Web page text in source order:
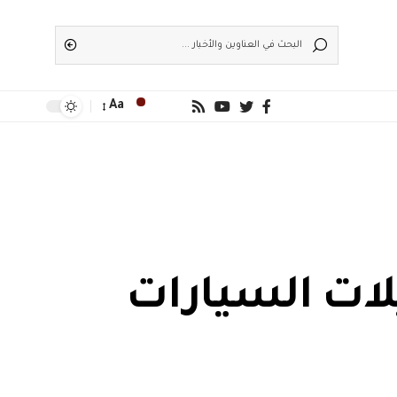
Aa
60٪ من موديلات السيارات